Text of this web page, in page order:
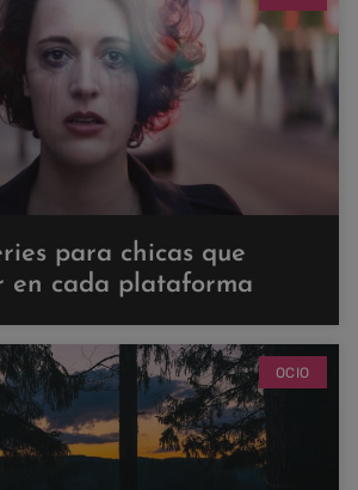
para chicas que
en cada plataforma
OCIO